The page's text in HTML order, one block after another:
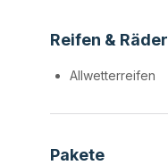
Reifen & Räder
Allwetterreifen
Pakete